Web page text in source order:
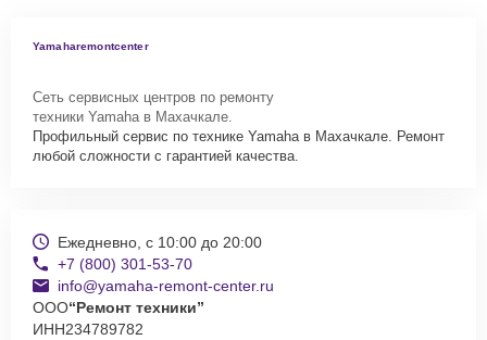
Yamaharemontcenter
Сеть сервисных центров по ремонту
техники Yamaha в Махачкале.
Профильный сервис по технике Yamaha в Махачкале. Ремонт
любой сложности с гарантией качества.
Ежедневно, с 10:00 до 20:00
+7 (800) 301-53-70
info@yamaha-remont-center.ru
ООО“Ремонт техники”
ИНН234789782